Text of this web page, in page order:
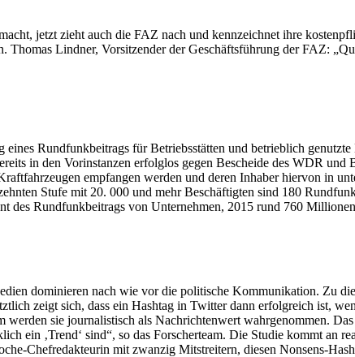
jetzt zieht auch die FAZ nach und kennzeichnet ihre
Lindner, Vorsitzender der Geschäftsführung der FAZ:
Rundfunkbeitrags für Betriebsstätten und betrieblich
in den Vorinstanzen erfolglos gegen Bescheide des WDR und
empfangen werden und deren Inhaber hiervon in
Stufe mit 20. 000 und mehr Beschäftigten sind 180
des Rundfunkbeitrags von Unternehmen, 2015 rund 760
dominieren nach wie vor die politische Kommunikation. Zu
zeigt sich, dass ein Hashtag in Twitter dann erfolgreich ist,
sie journalistisch als Nachrichtenwert wahrgenommen.
ein ‚Trend‘ sind“, so das Forscherteam. Die Studie kommt an
Chefredakteurin mit zwanzig Mitstreitern, diesen Nonsens-